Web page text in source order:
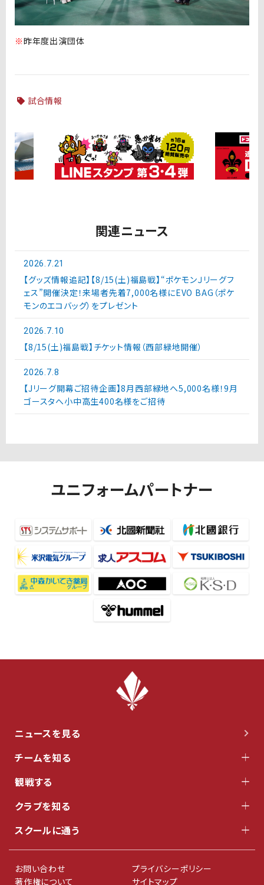
※昨年度出演団体
試合情報
関連ニュース
2026.7.21
【グッズ情報追記】【8/15(土)福島戦】“ポケモンＪリーグフ
ェス”開催決定！来場者先着7,000名様にEVO BAG（ポケ
モンのエコバッグ）をプレゼント
2026.7.10
【8/15(土)福島戦】チケット情報（西部緑地開催）
2026.7.8
【Jリーグ開幕ご招待企画】8月西部緑地へ5,000名様！9月
ゴースタへ小中高生400名様をご招待
ユニフォームパートナー
ニュースを見る
チームを知る
観戦する
クラブを知る
スクールに通う
お問い合わせ
プライバシーポリシー
著作権について
サイトマップ